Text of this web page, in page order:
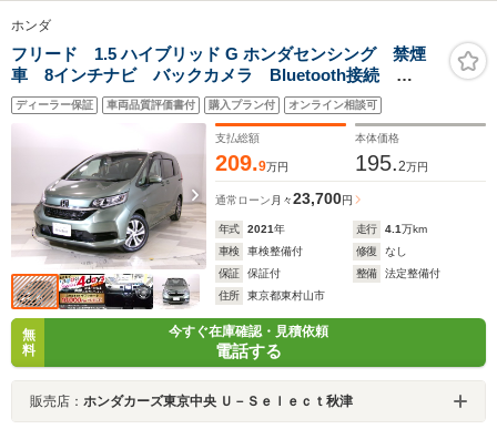
ホンダ
フリード 1.5 ハイブリッド G ホンダセンシング 禁煙
車 8インチナビ バックカメラ Bluetooth接続
LED アルミホイール ブラック内装 両側電動 6人乗
り
ディーラー保証 車両品質評価書付 購入プラン付 オンライン相談可
支払総額
209.9万円
本体価格
195.2万円
通常ローン 月々23,700円
年式 2021年 走行 4.1万km
車検
車検整備付 修復
なし
保証
保証付 整備
法定整備付
住所
東京都東村山市
無
料
今すぐ在庫確認・見積依頼
電話する
販売店： ホンダカーズ東京中央 Ｕ－Ｓｅｌｅｃｔ秋津